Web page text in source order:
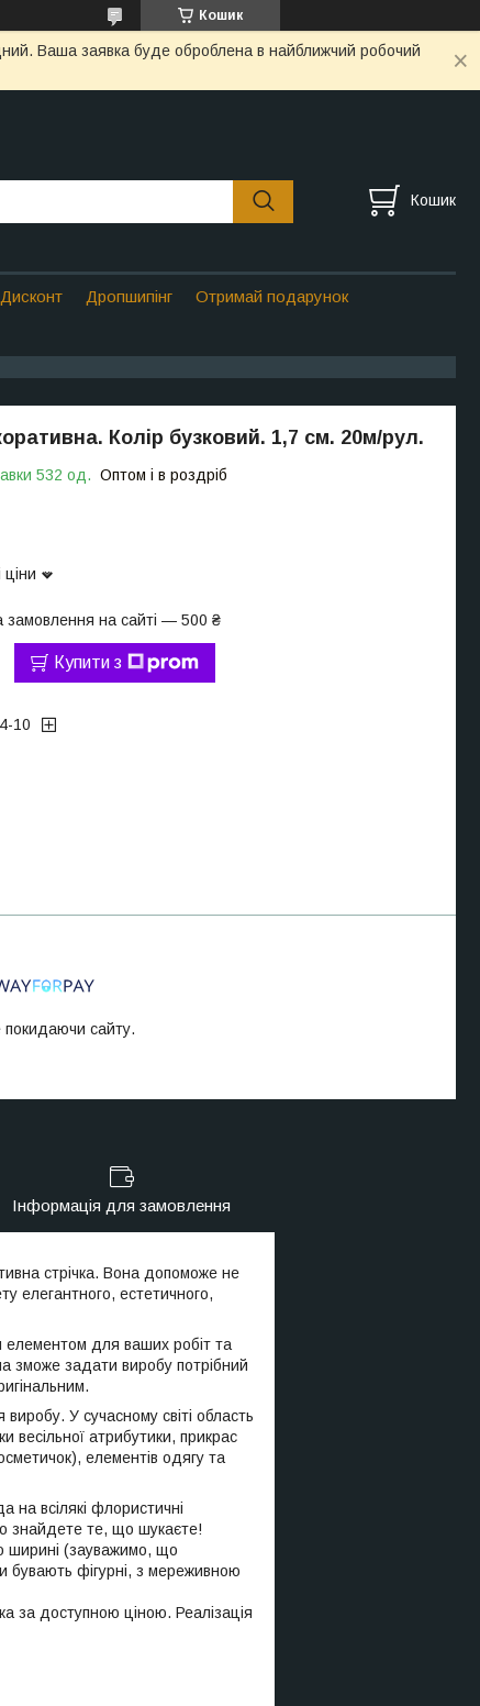
Кошик
Ваша заявка буде оброблена в найближчий робочий
Кошик
Дисконт Дропшипінг Отримай подарунок
Колір бузковий. 1,7 см. 20м/рул.
532 од. Оптом і в роздріб
ціни
замовлення на сайті — 500 ₴
Купити з
10
покидаючи сайту.
Інформація для замовлення
стрічка. Вона допоможе не
елегантного, естетичного,
елементом для ваших робіт та
зможе задати виробу потрібний
У сучасному світі область
весільної атрибутики, прикрас
елементів одягу та
на всілякі флористичні
знайдете те, що шукаєте!
ширині (зауважимо, що
бувають фігурні, з мереживною
за доступною ціною. Реалізація